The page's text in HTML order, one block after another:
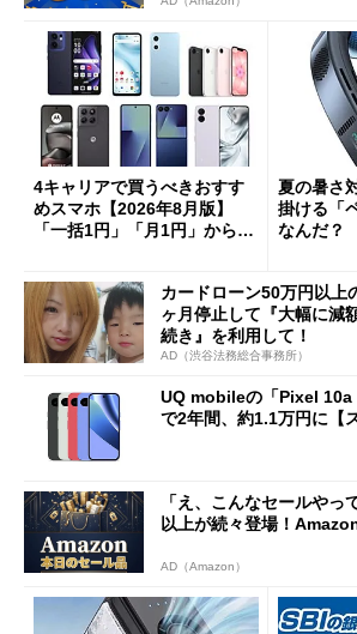
4キャリアで買うべきおすす
めスマホ【2026年8月版】
「一括1円」「月1円」からお
夏の暑さ
掛ける「
なんだ？
カードローン50万円以上
ヶ月停止して『大幅に減
続き』を利用して！
AD（渋谷法務総合事務所）
UQ mobileの「Pixel 10a
で2年間、約1.1万円に【
「え、こんなセールやっ
以上が続々登場！
AD（Amazon）